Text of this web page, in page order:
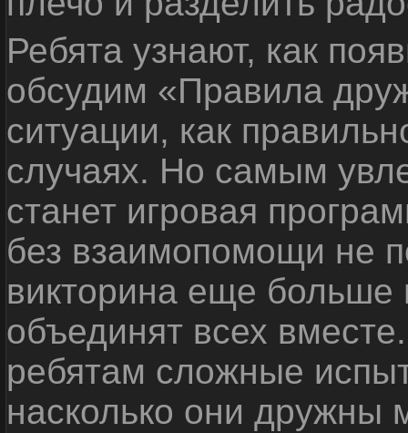
Ребята узнают, как
обсудим «Правила
ситуации, как
случаях. Но самым
станет игровая
без взаимопомощи не
викторина еще
объединят всех
ребятам сложные
насколько они дружны